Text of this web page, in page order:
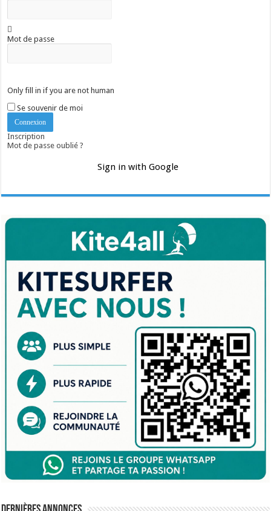
Mot de passe
Only fill in if you are not human
Se souvenir de moi
Inscription
Mot de passe oublié ?
Sign in with Google